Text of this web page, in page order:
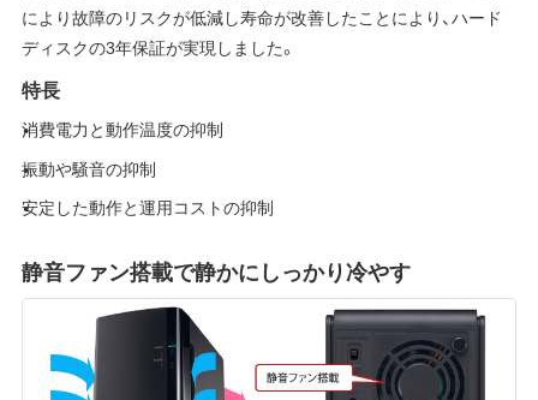
により故障のリスクが低減し寿命が改善したことにより、ハード
ディスクの3年保証が実現しました。
特長
消費電力と動作温度の抑制
振動や騒音の抑制
安定した動作と運用コストの抑制
静音ファン搭載で静かにしっかり冷やす